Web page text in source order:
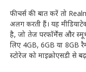
फीचर्स की बात करें तो
अलग करती हैं। यह
है, जो तेज परफॉर्मेंस और
लिए 4GB, 6GB या 8GB
स्टोरेज को माइक्रोएसडी से